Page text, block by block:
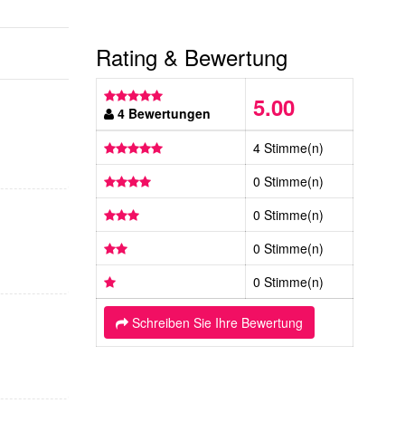
Rating & Bewertung
4 Bewertungen 5.00
4 Stimme(n)
0 Stimme(n)
0 Stimme(n)
0 Stimme(n)
0 Stimme(n)
Schreiben Sie Ihre Bewertung